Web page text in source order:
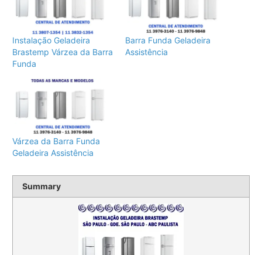
Instalação Geladeira
Brastemp Várzea da Barra
Funda
Barra Funda Geladeira
Assistência
Várzea da Barra Funda
Geladeira Assistência
Summary